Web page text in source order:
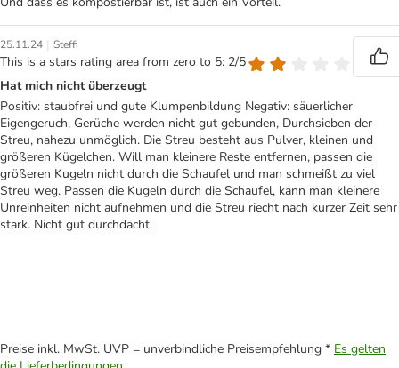
25.11.24 | Steffi
This is a stars rating area from zero to 5: 2/5
Hat mich nicht überzeugt
Positiv: staubfrei und gute Klumpenbildung Negativ: säuerlicher
Eigengeruch, Gerüche werden nicht gut gebunden, Durchsieben der
Streu, nahezu unmöglich. Die Streu besteht aus Pulver, kleinen und
größeren Kügelchen. Will man kleinere Reste entfernen, passen die
größeren Kugeln nicht durch die Schaufel und man schmeißt zu viel
Streu weg. Passen die Kugeln durch die Schaufel, kann man kleinere
Unreinheiten nicht aufnehmen und die Streu riecht nach kurzer Zeit sehr
stark. Nicht gut durchdacht.
Preise inkl. MwSt. UVP = unverbindliche Preisempfehlung * Es gelten